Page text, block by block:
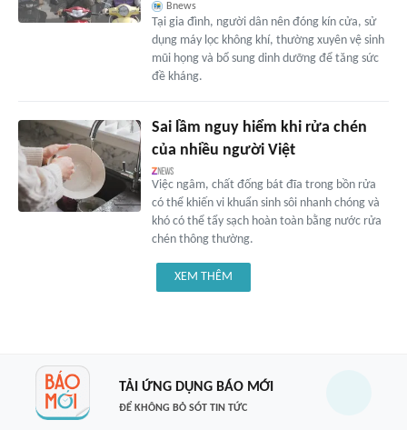
Bnews
Tại gia đình, người dân nên đóng kín cửa, sử
dụng máy lọc không khí, thường xuyên vệ sinh
mũi họng và bổ sung dinh dưỡng để tăng sức
đề kháng.
Sai lầm nguy hiểm khi rửa chén
của nhiều người Việt
Việc ngâm, chất đống bát đĩa trong bồn rửa
có thể khiến vi khuẩn sinh sôi nhanh chóng và
khó có thể tẩy sạch hoàn toàn bằng nước rửa
chén thông thường.
XEM THÊM
TẢI ỨNG DỤNG BÁO MỚI
ĐỂ KHÔNG BỎ SÓT TIN TỨC